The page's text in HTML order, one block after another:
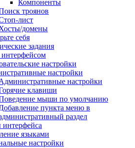
Компоненты
троянов
лист
домены
себя
задания
настройки
настройки
настройки
клавиши
мыши по умолчанию
пункта меню в
раздел
языками
настройки